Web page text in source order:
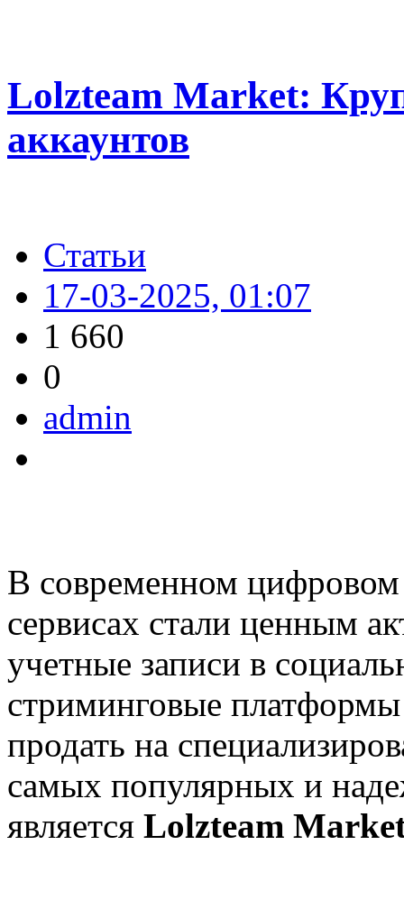
Lolzteam Market:
аккаунтов
Статьи
17-03-2025, 01:07
1 660
0
admin
В современном
сервисах стали ценным
учетные записи в
стриминговые
продать на
самых популярных и
является Lolzteam